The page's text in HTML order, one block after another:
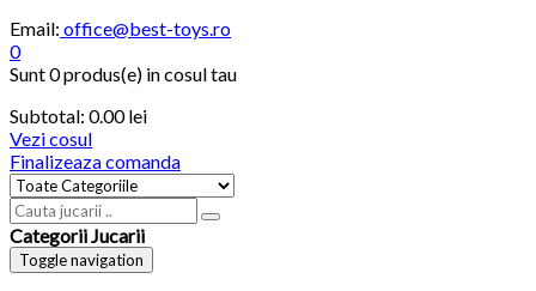
Email: office@best-toys.ro
0
Sunt0 produs(e) in cosul tau
Subtotal: 0.00lei
Vezi cosul
Finalizeaza comanda
Categorii Jucarii
Toggle navigation